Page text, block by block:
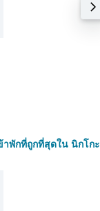
าพักที่ถูกที่สุดใน นิกโกะ